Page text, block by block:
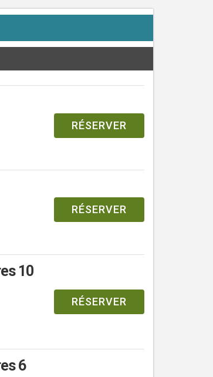
RÉSERVER
RÉSERVER
10
RÉSERVER
6